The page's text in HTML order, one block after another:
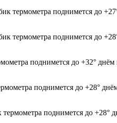
термометра поднимется до
термометра поднимется до
поднимется до +32°
поднимется до +28°
термометра поднимется до